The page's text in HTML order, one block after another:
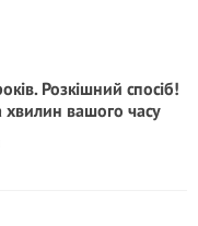
Розкішний спосіб!
хвилин вашого часу